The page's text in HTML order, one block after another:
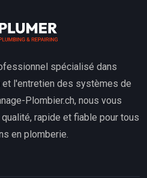
spécialisé dans
et l'entretien des systèmes de
Plombier.ch, nous vous
rapide et fiable pour tous
en plomberie.